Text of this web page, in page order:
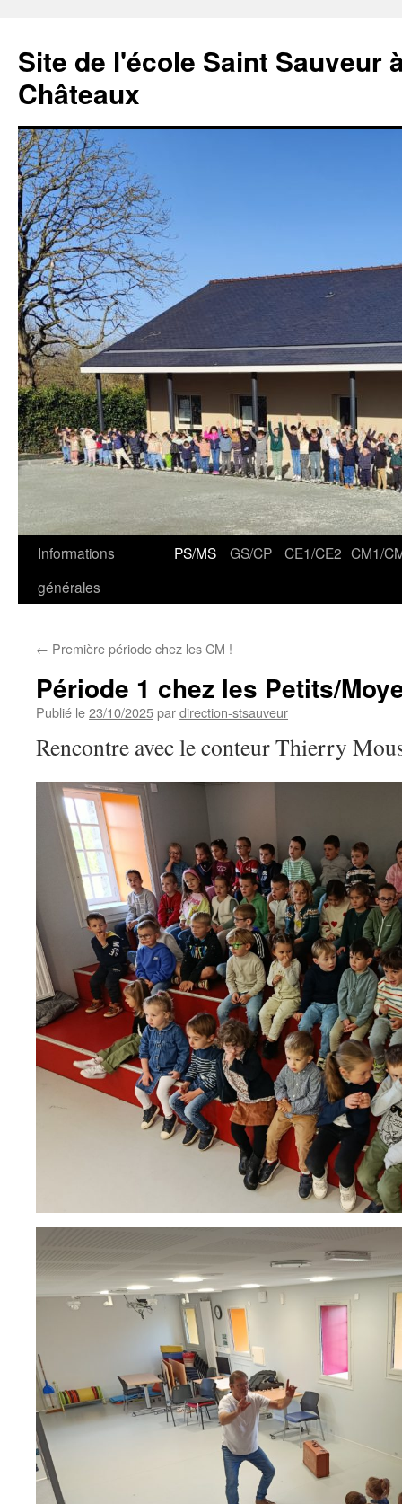
contenu
Site de l'école Saint Sauveur
Châteaux
Informations
générales
PS/MS GS/CP CE1/CE2 CM1/
← Première période chez les CM !
Période 1 chez les Petits/
Publié le23/10/2025pardirection-stsauveur
Rencontre avec le conteur Thierry